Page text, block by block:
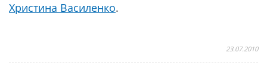
Христина Василенко.
23.07.2010